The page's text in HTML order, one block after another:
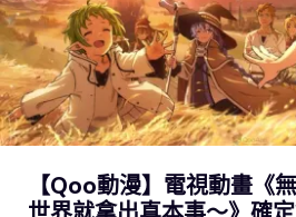
【Qoo動漫】電視動畫《